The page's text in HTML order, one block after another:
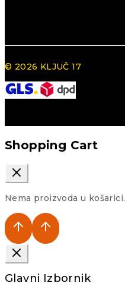
© 2026 KLJUČ 17
Shopping Cart
Nema proizvoda u košarici.
Glavni Izbornik